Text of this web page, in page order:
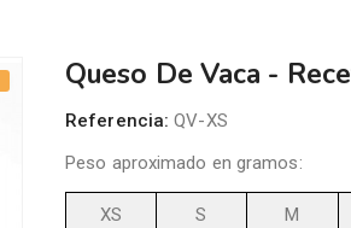
Queso De Vaca -
Referencia: QV-XS
Peso aproximado en gramos:
XS S M